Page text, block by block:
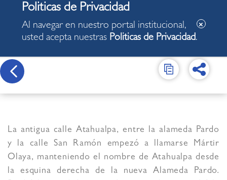
La antigua calle Atahualpa, entre la alameda Pardo
y la calle San Ramón empezó a llamarse Mártir
Olaya, manteniendo el nombre de Atahualpa desde
la esquina derecha de la nueva Alameda Pardo.
Al navegar en nuestro portal institucional,
usted acepta nuestras Politicas de Privacidad.